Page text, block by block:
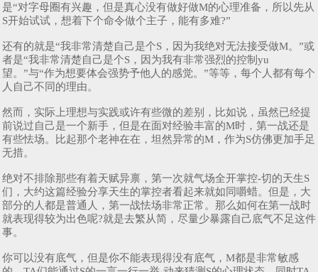
是“对字母圈有兴趣，但是真心没有做好做M的心理准备，所以先从
S开始试试，想着下个命令做个主子，能有多难?”
还有的就是“我非常清楚自己是个S，因为我绝对无法接受做M。”或
者是“我非常清楚自己是个S，因为我有非常强烈的控制yu
望。”与“作为想要体会强势予他人的感觉。”等等，每个人都有每个
人自己不同的理由。
然而，实际上理想与实践或许有些微的差别，比如说，虽然已经提
前说过自己是一个新手，但是在面对经验丰富的M时，第一战还是
有些怯场。比起那个老神在在，坦然异常的M，作为S仿佛更加手足
无措。
绝对不排除那些有着天赋异禀，第一次就气场全开掌控-切的天生S
们，大约这篇经验分享天生的掌控者看起来就如同嚼蜡。但是，大
部分的人都是普通人，第一战怯场非常正常。那么如何在第一战时
就表现得较为出色呢?就是去繁从简，尽量少暴露自己底气不足这件
事。
你可以没有底气，但是你不能表现得没有底气，M都是非常敏感